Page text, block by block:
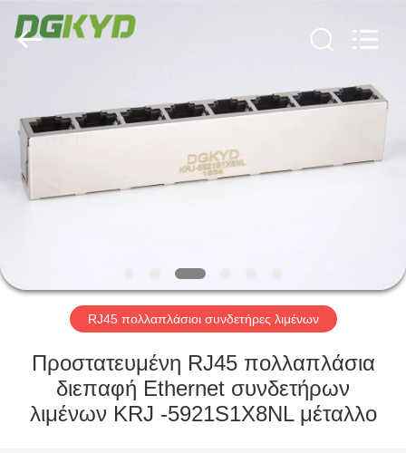
ΠΡΟΪΌΝΤΑ
ΕΜΦΆΝΙΣΗ
ΠΕΡΊΠΟΥ
ΕΜΕΊΣ
ΓΎΡΟΣ
ΕΡΓΟΣΤΑΣΊΩΝ
Electronic
Technology
Co.,ltd.
RJ45 πολλαπλάσιοι συνδετήρες λιμένων
Προστατευμένη RJ45 πολλαπλάσια
διεπαφή Ethernet συνδετήρων
λιμένων KRJ -5921S1X8NL μέταλλο